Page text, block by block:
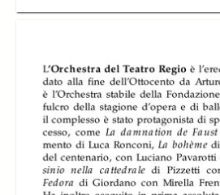
Teatro Regio di
Torino diretta da
Pinchas Steinberg
Teatro Regio di
Torino diretta da
Pinchas Steinberg